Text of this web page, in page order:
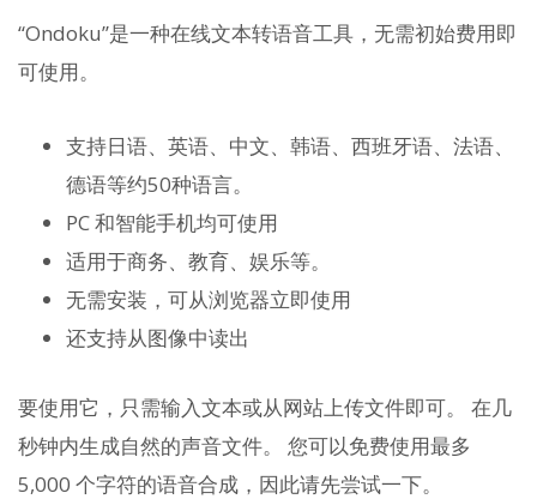
“Ondoku”是一种在线文本转语音工具，无需初始费用即
可使用。
支持日语、英语、中文、韩语、西班牙语、法语、
德语等约50种语言。
PC 和智能手机均可使用
适用于商务、教育、娱乐等。
无需安装，可从浏览器立即使用
还支持从图像中读出
要使用它，只需输入文本或从网站上传文件即可。 在几
秒钟内生成自然的声音文件。 您可以免费使用最多
5,000 个字符的语音合成，因此请先尝试一下。